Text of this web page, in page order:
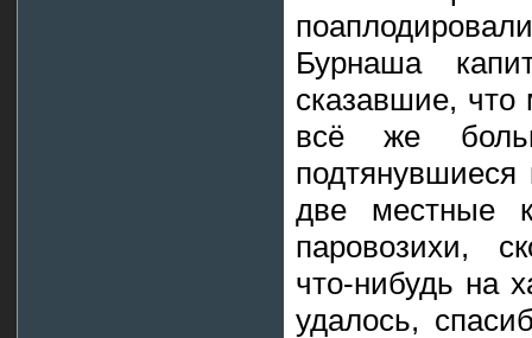
Бурнаша
сказавшие,
всё же
две местные
паровозихи,
что-нибудь на
удалось,